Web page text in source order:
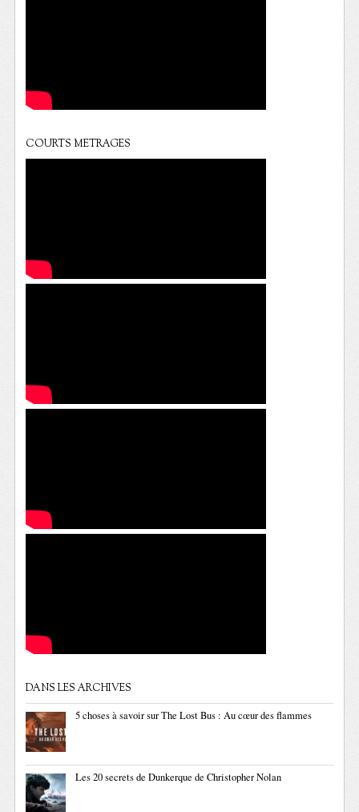
COURTS METRAGES
DANS LES ARCHIVES
5 choses à savoir sur The Lost Bus : Au cœur des flammes
Les 20 secrets de Dunkerque de Christopher Nolan